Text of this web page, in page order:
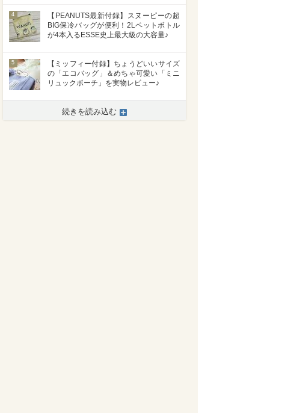
4
【PEANUTS最新付録】スヌーピーの超
BIG保冷バッグが便利！2Lペットボトル
が4本入るESSE史上最大級の大容量♪
5
【ミッフィー付録】ちょうどいいサイズ
の「エコバッグ」＆めちゃ可愛い「ミニ
リュックポーチ」を実物レビュー♪
続きを読み込む